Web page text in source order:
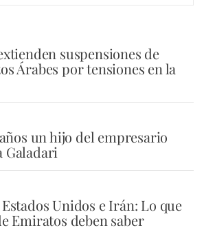
suspensiones de
Árabes por tensiones en la
un hijo del empresario
Galadari
Unidos e Irán: Lo que
Emiratos deben saber